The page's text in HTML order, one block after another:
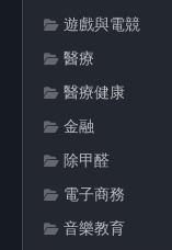
遊戲與電競
醫療
醫療健康
金融
除甲醛
電子商務
音樂教育